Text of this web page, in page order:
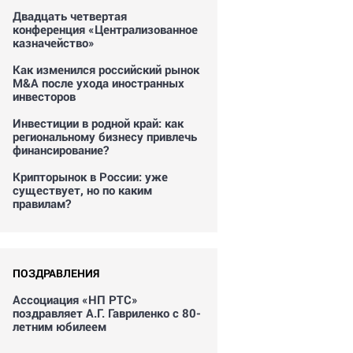
Двадцать четвертая
конференция «Централизованное
казначейство»
Как изменился российский рынок
M&A после ухода иностранных
инвесторов
Инвестиции в родной край: как
региональному бизнесу привлечь
финансирование?
Крипторынок в России: уже
существует, но по каким
правилам?
ПОЗДРАВЛЕНИЯ
Ассоциация «НП РТС»
поздравляет А.Г. Гавриленко с 80-
летним юбилеем